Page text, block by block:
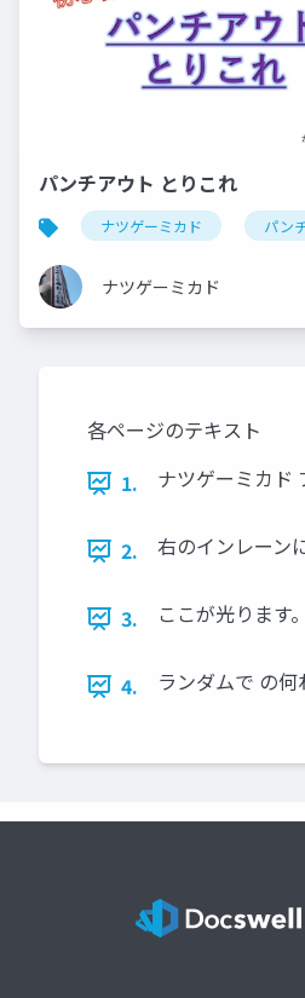
パンチアウト とりこれ
ナツゲーミカド パン
ナツゲーミカド
各ページのテキスト
1.
ナツゲーミカド
2. 右のインレーン
3. ここが光ります
4. ランダムで の何